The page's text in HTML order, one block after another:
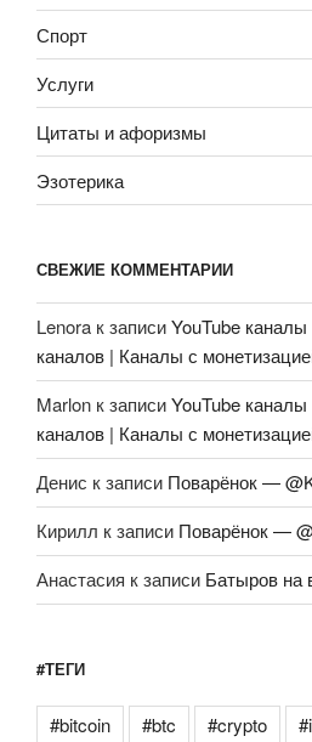
Спорт
Услуги
Цитаты и афоризмы
Эзотерика
СВЕЖИЕ КОММЕНТАРИИ
Lenora к записиYouTube
каналов | Каналы с
Marlon к записиYouTube
каналов | Каналы с
Денис к записи Поварёнок —
Кирилл к записи Поварёнок —
Анастасия к записи Батыров на
#ТЕГИ
#bitcoin #btc #crypto